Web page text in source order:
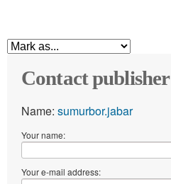
Contact publisher
Name: sumurbor.jabar
Your name:
Your e-mail address: